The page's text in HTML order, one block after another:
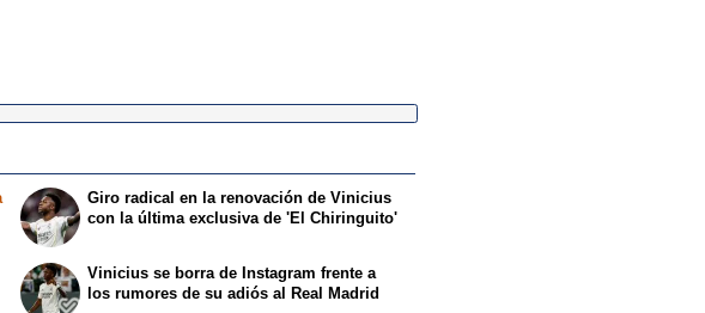
Giro radical en la renovación de Vinicius
con la última exclusiva de 'El Chiringuito'
Vinicius se borra de Instagram frente a
los rumores de su adiós al Real Madrid